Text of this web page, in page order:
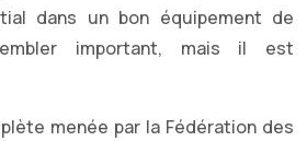
dans un bon équipement de
important, mais il est
menée par la Fédération des